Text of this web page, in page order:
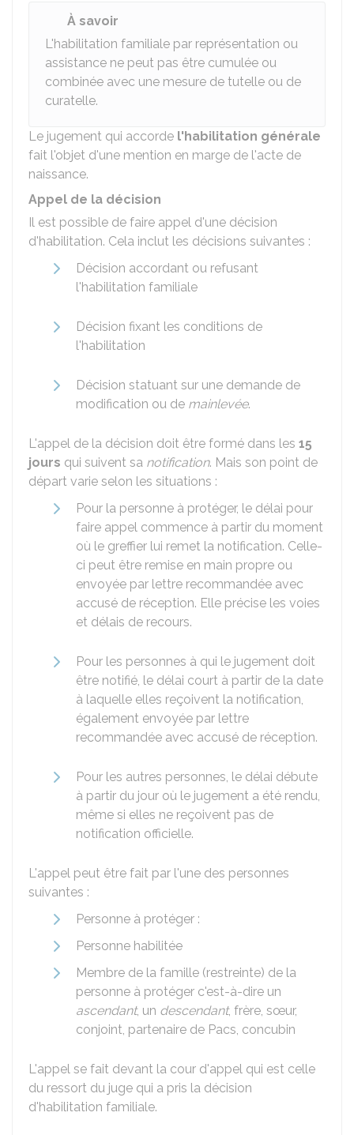
À savoir
L'habilitation familiale par représentation ou
assistance ne peut pas être cumulée ou
combinée avec une mesure de tutelle ou de
curatelle.
Le jugement qui accorde l'habilitation générale
fait l'objet d'une mention en marge de l'acte de
naissance.
Appel de la décision
Il est possible de faire appel d'une décision
d'habilitation. Cela inclut les décisions suivantes :
Décision accordant ou refusant
l'habilitation familiale
Décision fixant les conditions de
l'habilitation
Décision statuant sur une demande de
modification ou de mainlevée.
L'appel de la décision doit être formé dans les 15
jours qui suivent sa notification. Mais son point de
départ varie selon les situations :
Pour la personne à protéger, le délai pour
faire appel commence à partir du moment
où le greffier lui remet la notification. Celle-
ci peut être remise en main propre ou
envoyée par lettre recommandée avec
accusé de réception. Elle précise les voies
et délais de recours.
Pour les personnes à qui le jugement doit
être notifié, le délai court à partir de la date
à laquelle elles reçoivent la notification,
également envoyée par lettre
recommandée avec accusé de réception.
Pour les autres personnes, le délai débute
à partir du jour où le jugement a été rendu,
même si elles ne reçoivent pas de
notification officielle.
L'appel peut être fait par l'une des personnes
suivantes :
Personne à protéger :
Personne habilitée
Membre de la famille (restreinte) de la
personne à protéger c'est-à-dire un
ascendant, un descendant, frère, sœur,
conjoint, partenaire de Pacs, concubin
L'appel se fait devant la cour d'appel qui est celle
du ressort du juge qui a pris la décision
d'habilitation familiale.